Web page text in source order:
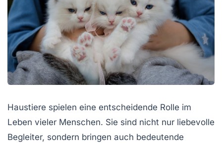
Haustiere spielen eine entscheidende Rolle im
Leben vieler Menschen. Sie sind nicht nur liebevolle
Begleiter, sondern bringen auch bedeutende